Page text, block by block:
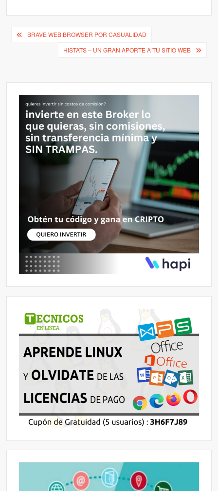
Navegación
BRAVE WEB BROWSER POR CASUALIDAD
HISTATS – UN GRAN APORTE A TU SITIO WEB